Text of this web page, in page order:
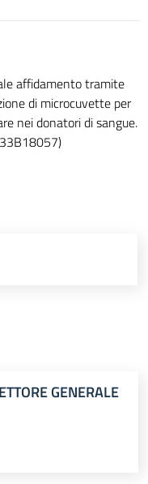
affidamento tramite
di microcuvette per
nei donatori di sangue.
GENERALE